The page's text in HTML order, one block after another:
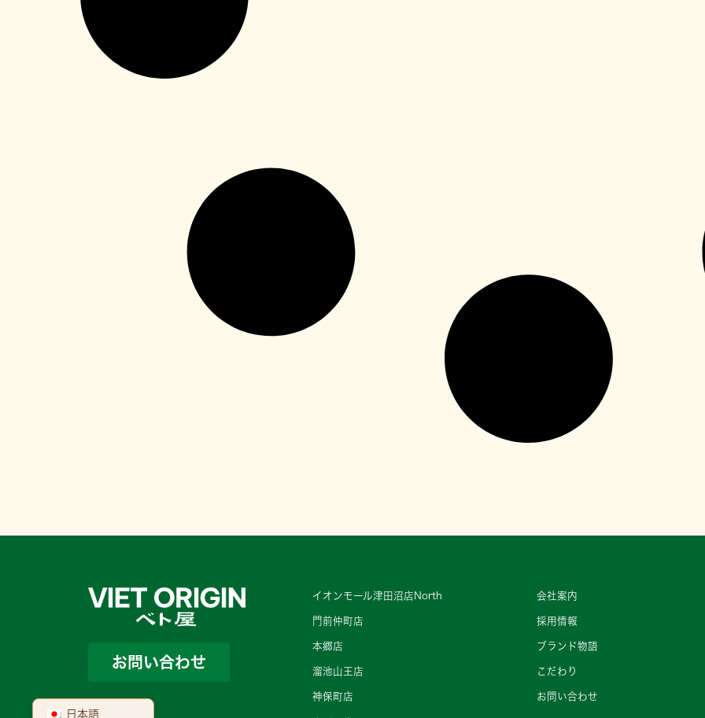
お問い合わせ
イオンモール津田沼店North
門前仲町店
本郷店
溜池山王店
神保町店
会社案内
採用情報
ブランド物語
こだわり
お問い合わせ
日本語